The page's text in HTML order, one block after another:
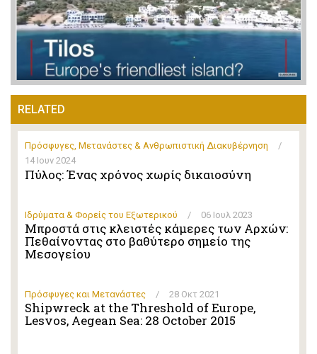
RELATED
Πρόσφυγες, Μετανάστες & Ανθρωπιστική Διακυβέρνηση
/
14 Ιουν 2024
Πύλος: Ένας χρόνος χωρίς δικαιοσύνη
Ιδρύματα & Φορείς του Εξωτερικού / 06 Ιουλ 2023
Μπροστά στις κλειστές κάμερες των Αρχών:
Πεθαίνοντας στο βαθύτερο σημείο της
Μεσογείου
Πρόσφυγες και Μετανάστες / 28 Οκτ 2021
Shipwreck at the Threshold of Europe,
Lesvos, Aegean Sea: 28 October 2015